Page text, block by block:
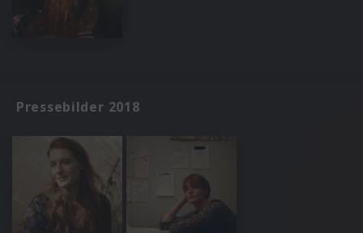
Pressebilder 2018